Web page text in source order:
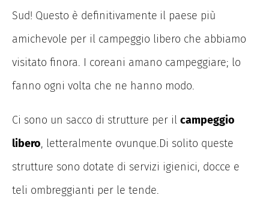
Sud! Questo è definitivamente il paese più
amichevole per il campeggio libero che abbiamo
visitato finora. I coreani amano campeggiare; lo
fanno ogni volta che ne hanno modo.
Ci sono un sacco di strutture per il campeggio
libero, letteralmente ovunque.Di solito queste
strutture sono dotate di servizi igienici, docce e
teli ombreggianti per le tende.